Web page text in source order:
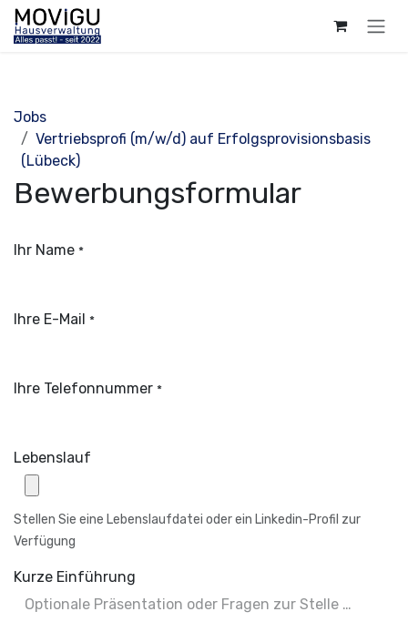
Zum Inhalt springen
Jobs
Vertriebsprofi (m/w/d) auf Erfolgsprovisionsbasis
(Lübeck)
Bewerbungsformular
Ihr Name *
Ihre E-Mail *
Ihre Telefonnummer *
Lebenslauf
Stellen Sie eine Lebenslaufdatei oder ein Linkedin-Profil zur
Verfügung
Kurze Einführung